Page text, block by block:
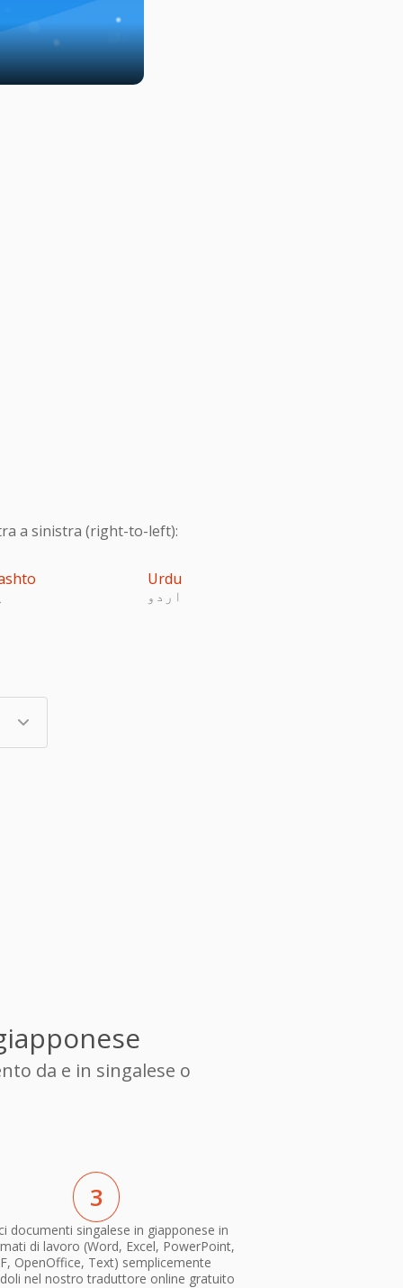
a sinistra (right-to-left):
Urdu
اردو
da e in singalese o
3
documenti singalese in giapponese in
di lavoro (Word, Excel, PowerPoint,
OpenOffice, Text) semplicemente
nel nostro traduttore online gratuito